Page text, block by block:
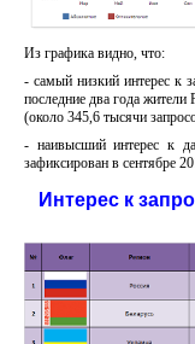
Из графика видно, что:
- самый низкий интерес к
последние два года
(около 345,6 тысячи
- наивысший интерес к
зафиксирован в сентябре
Интерес к